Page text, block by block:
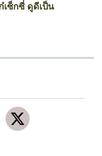
เซ็กซี่ ดูดีเป็น